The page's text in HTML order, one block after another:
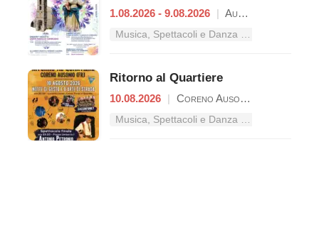
1.08.2026 - 9.08.2026 | Ausonia
Ritorno al Quartiere
10.08.2026 | Coreno Ausonio